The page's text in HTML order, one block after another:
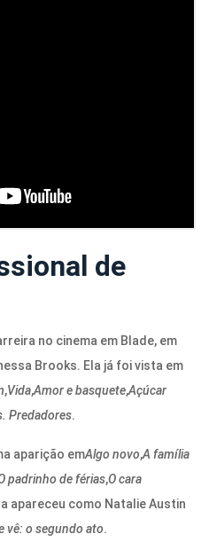
de
no cinema em Blade, em
Brooks. Ela já foi vista em
,Vida,Amor e basquete,Açúcar
Predadores.
aparição emAlgo novo,A família
padrinho de férias,O cara
apareceu como Natalie Austin
vê: o segundo ato.